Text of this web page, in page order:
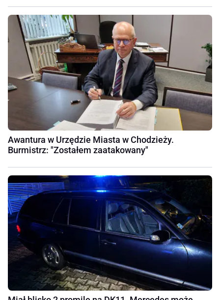
Awantura w Urzędzie Miasta w Chodzieży.
Burmistrz: "Zostałem zaatakowany"